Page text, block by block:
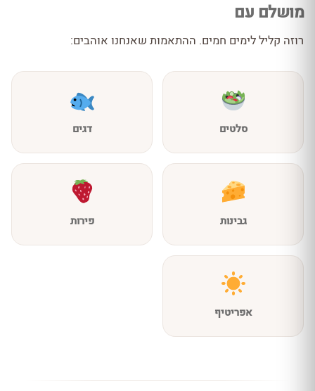
מושלם עם
רוזה קליל לימים חמים. ההתאמות שאנחנו אוהבים:
סלטים דגים
גבינות פירות
אפריטיף